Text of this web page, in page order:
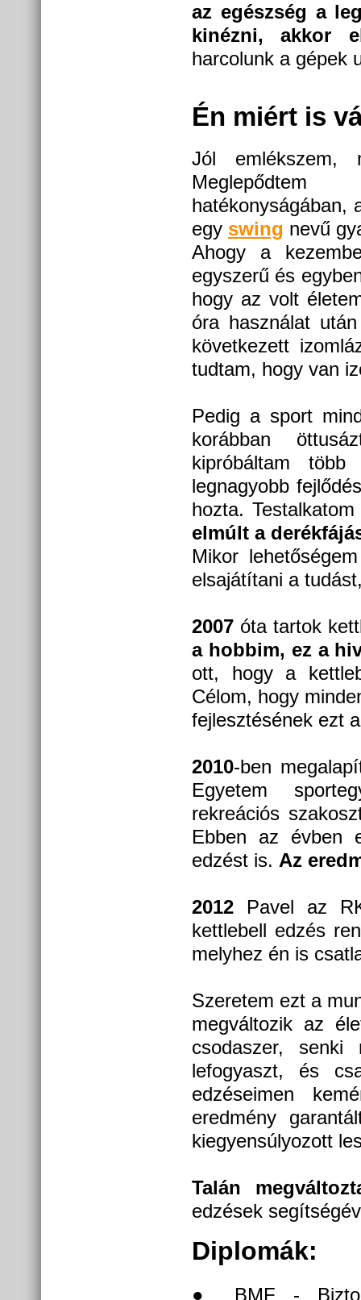
az egészség a
kinézni, akkor
harcolunk a gépek
Én miért is
Jól emlékszem,
hatékonyságában,
egy swing nevű
Ahogy a
egyszerű és
hogy az volt
óra használat
következett
tudtam, hogy van
Pedig a sport
korábban
kipróbáltam
legnagyobb
hozta.
elmúlt a
Mikor
elsajátítani a
2007 óta tartok
a hobbim, ez a
ott, hogy a
Célom, hogy
fejlesztésének ezt
2010-ben
Egyetem
rekreációs
Ebben az évben
edzést is. Az
2012 Pavel az
kettlebell edzés
melyhez én is
Szeretem ezt a
megváltozik az
csodaszer,
lefogyaszt, és
edzéseimen
eredmény
kiegyensúlyozott
Talán
edzések
Diplomák:
● BMF -